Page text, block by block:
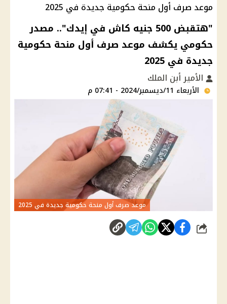
موعد صرف أول منحة حكومية جديدة في 2025
"هتقبض 500 جنيه كاش في إيدك".. مصدر
حكومي يكشف موعد صرف أول منحة حكومية
جديدة في 2025
الأمير أبن الملك
الأربعاء 11/ديسمبر/2024 - 07:41 م
موعد صرف أول منحة حكومية جديدة في 2025
شارك